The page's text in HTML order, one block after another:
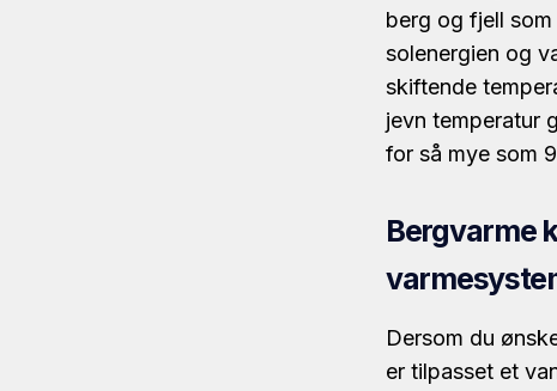
berg og fjell
solenergien og
skiftende
jevn temperatur
for så mye som
Bergvarme
Dersom du
er tilpasset et